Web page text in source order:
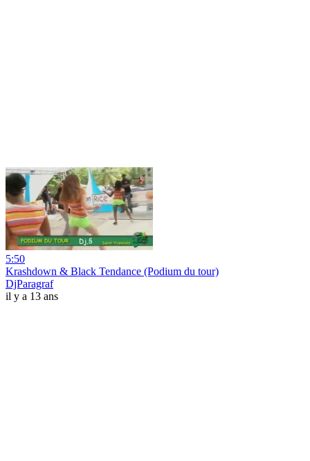
5:50
Krashdown & Black Tendance (Podium du tour)
DjParagraf
il y a 13 ans